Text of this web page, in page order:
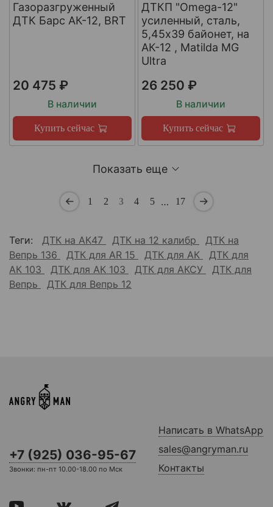
Газоразгруженный
ДТК Барс АК-12, BRT
20 475 ₽
В наличии
Купить сейчас
ДТКП "Omega-12"
усиленный, сталь,
5,45x39 байонет, на
АК-12 , Matilda MG
Ultra
26 250 ₽
В наличии
Купить сейчас
Показать еще
1 2 3 4 5 … 17
Теги: ДТК на АК47 ДТК на 12 калибр
ДТК на
Вепрь 136
ДТК для AR 15 ДТК для АК
ДТК для
АК 103
ДТК для АК 103 ДТК для АКСУ
ДТК для
Вепрь
ДТК для Вепрь 12
+7 (925) 036-95-67
Звонки: пн-пт 10.00-18.00 по Мск
Написать в WhatsApp
sales@angryman.ru
Контакты